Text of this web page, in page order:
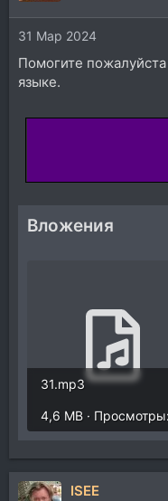
31 Мар 2024
Помогите пожалуйста
языке.
Вложения
31.mp3
ISEE